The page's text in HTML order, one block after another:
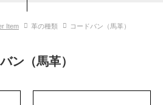
Item 革の種類 コードバン（馬革）
ン（馬革）